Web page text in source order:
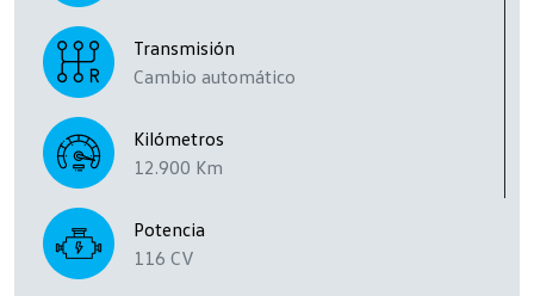
Transmisión
Cambio automático
Kilómetros
12.900 Km
Potencia
116 CV